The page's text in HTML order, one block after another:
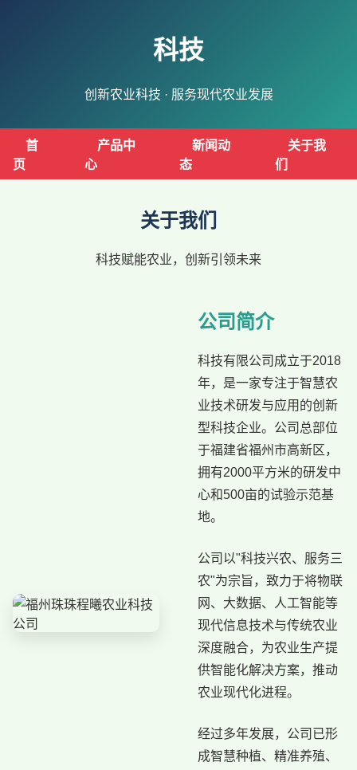
科技
创新农业科技 · 服务现代农业发展
首
页
产品中
心
新闻动
态
关于我
们
关于我们
科技赋能农业，创新引领未来
公司简介
科技有限公司成立于2018
年，是一家专注于智慧农
业技术研发与应用的创新
型科技企业。公司总部位
于福建省福州市高新区，
拥有2000平方米的研发中
心和500亩的试验示范基
地。
公司以"科技兴农、服务三
农"为宗旨，致力于将物联
网、大数据、人工智能等
现代信息技术与传统农业
深度融合，为农业生产提
供智能化解决方案，推动
农业现代化进程。
经过多年发展，公司已形
成智慧种植、精准养殖、